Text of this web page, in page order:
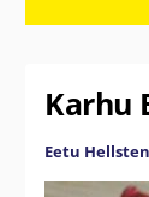
Karhu
Eetu Hellsten